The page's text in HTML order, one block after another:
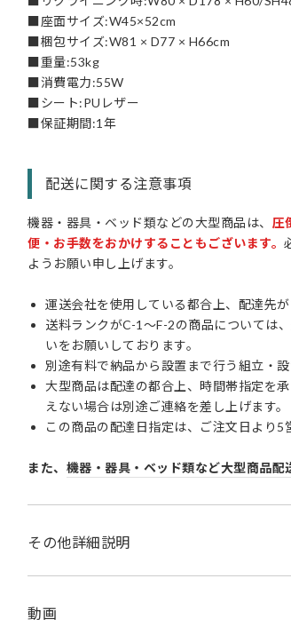
■座面サイズ:W45×52cm
■梱包サイズ:W81 × D77 × H66cm
■重量:53kg
■消費電力:55W
■シート:PUレザー
■保証期間:1年
配送に関する注意事項
機器・器具・ベッド類などの大型商品は、 圧
便・お手数をおかけすることもございます。
ようお願い申し上げます。
運送会社を使用している都合上、配達先
送料ランクがC-1〜F-2の商品については
いをお願いしております。
別途有料で納品から設置まで行う組立・
大型商品は配達の都合上、時間帯指定を
えない場合は別途ご連絡を差し上げます。
この商品の配達日指定は、ご注文日より5
また、 機器・器具・ベッド類など大型商品配
その他詳細説明
動画